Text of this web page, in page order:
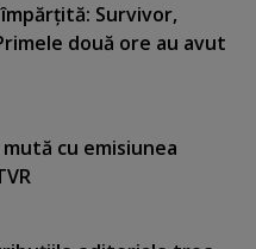
împărţită: Survivor,
două ore au avut
mută cu emisiunea